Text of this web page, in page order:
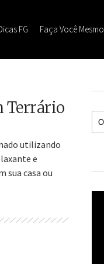
FG Faça Você Mesmo
Terrário
utilizando
e
sua casa ou